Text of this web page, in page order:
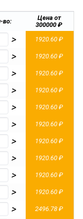
во:
Цена от
300000 ₽
> 1920.60 ₽
> 1920.60 ₽
> 1920.60 ₽
> 1920.60 ₽
> 1920.60 ₽
> 1920.60 ₽
> 1920.60 ₽
> 1920.60 ₽
> 1920.60 ₽
> 1920.60 ₽
> 2496.78 ₽